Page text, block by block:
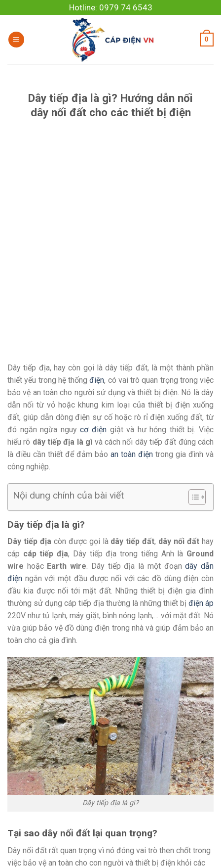
to
content
Hotline: 0979 74 6543
0
Dây tiếp địa là gì? Hướng dẫn nối
dây nối đất cho các thiết bị điện
Dây tiếp địa, hay còn gọi là dây tiếp đất, là một thành phần
thiết yếu trong hệ thốngđiện, có vai trò quan trọng trong việc
bảo vệ an toàn cho người sử dụng và thiết bị điện. Nó là dây
dẫn nối từ vỏ hoặc khung kim loại của thiết bị điện xuống
đất, giúp dẫn dòng điện sự cố hoặc rò rỉ điện xuống đất, từ
đó ngăn ngừa nguycơ điệngiật và hư hỏng thiết bị Việc
hiểu rõ dây tiếp địa là gì và cách nối dây tiếp đất đúng cách
là điều cần thiết để đảm bảo an toàn điện trong gia đình và
công nghiệp.
Nội dung chính của bài viết
Dây tiếp địa là gì?
Dây tiếp địacòn được gọi là dây tiếp đất, dây nối đất hay
cáp cáp tiếp địa, Dây tiếp địa trong tiếng Anh là Ground
wire hoặc Earth wire. Dây tiếp địa là một đoạndây dẫn
điện ngắn với một đầu được nối với các đồ dùng điện còn
đầu kia được nối tới mặt đất. Những thiết bị điện gia đình
thường sử dụng cáp tiếp địa thường là những thiết bị điện áp
220V như tủ lạnh, máy giặt, bình nóng lạnh,… với mặt đất. Nó
vừa giúp bảo vệ đồ dùng điện trong nhà và giúp đảm bảo an
toàn cho cả gia đình.
Dây tiếp địa là gì?
Tại sao dây nối đất lại quan trọng?
Dây nối đất rất quan trọng vì nó đóng vai trò then chốt trong
việc bảo vệ an toàn cho con người và thiết bị điện khỏi các